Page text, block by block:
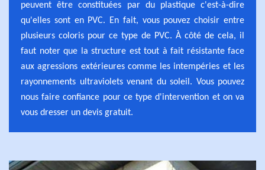
peuvent être constituées par du plastique c'est-à-dire
qu'elles sont en PVC. En fait, vous pouvez choisir entre
plusieurs coloris pour ce type de PVC. À côté de cela, il
faut noter que la structure est tout à fait résistante face
aux agressions extérieures comme les intempéries et les
rayonnements ultraviolets venant du soleil. Vous pouvez
nous faire confiance pour ce type d'intervention et on va
vous dresser un devis gratuit.